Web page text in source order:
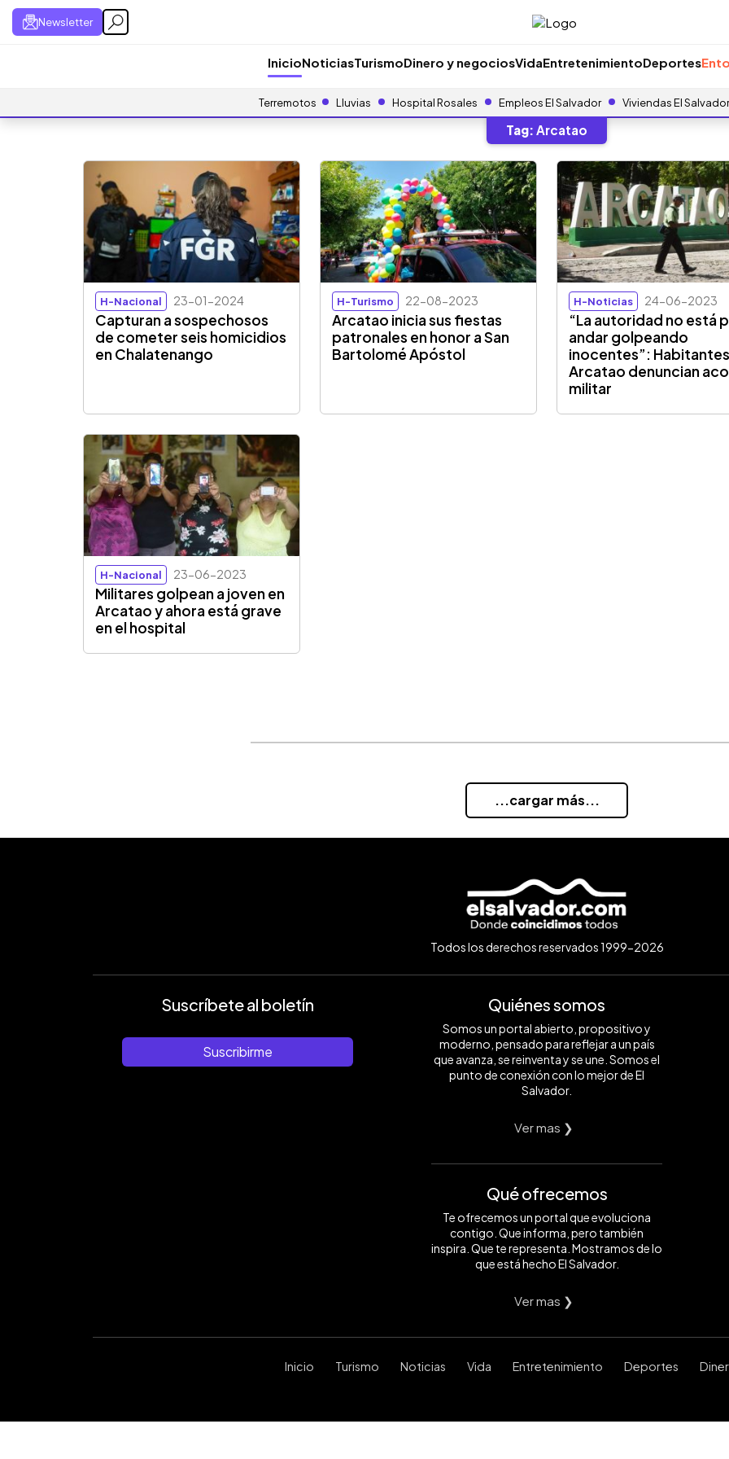
Newsletter
InicioNoticiasTurismoDinero y negociosVidaEntretenimientoDeportes
Terremotos Lluvias Hospital Rosales Empleos El Salvador Viviendas El Salvador
Tag: Arcatao
H-Nacional 23-01-2024
Capturan a sospechosos
de cometer seis homicidios
en Chalatenango
H-Turismo 22-08-2023
Arcatao inicia sus fiestas
patronales en honor a San
Bartolomé Apóstol
H-Noticias 24-06-2023
“La autoridad no está
andar golpeando
inocentes”:
Arcatao denuncian
militar
H-Nacional 23-06-2023
Militares golpean a joven en
Arcatao y ahora está grave
en el hospital
...cargar más...
Todos los derechos reservados 1999-2026
Suscríbete al boletín
Suscribirme
Quiénes somos
Somos un portal abierto, propositivo y
moderno, pensado para reflejar a un país
que avanza, se reinventa y se une. Somos el
punto de conexión con lo mejor de El
Salvador.
Ver mas ❯
Qué ofrecemos
Te ofrecemos un portal que evoluciona
contigo. Que informa, pero también
inspira. Que te representa. Mostramos de lo
que está hecho El Salvador.
Ver mas ❯
Inicio Turismo Noticias Vida Entretenimiento Deportes